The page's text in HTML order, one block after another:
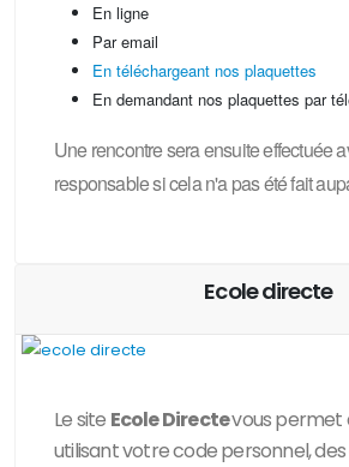
En ligne
Par email
En téléchargeant nos plaquettes
En demandant nos plaquettes par
Une rencontre sera ensuite effectuée
responsable si cela n'a pas été fait
Ecole directe
Le site Ecole Directevous permet
utilisant votre code personnel, des